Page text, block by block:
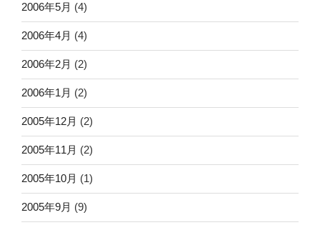
2006年5月 (4)
2006年4月 (4)
2006年2月 (2)
2006年1月 (2)
2005年12月 (2)
2005年11月 (2)
2005年10月 (1)
2005年9月 (9)